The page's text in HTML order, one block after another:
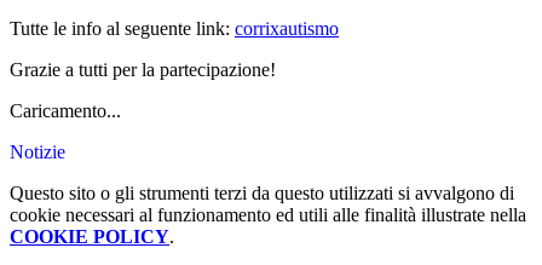
Tutte le info al seguente link: corrixautismo
Grazie a tutti per la partecipazione!
Caricamento...
Notizie
Questo sito o gli strumenti terzi da questo utilizzati si avvalgono di
cookie necessari al funzionamento ed utili alle finalità illustrate nella
COOKIE POLICY.